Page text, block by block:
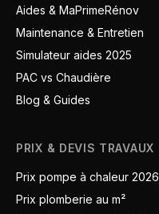
Aides & MaPrimeRénov
Maintenance & Entretien
Simulateur aides 2025
PAC vs Chaudière
Blog & Guides
PRIX & DEVIS TRAVAUX
Prix pompe à chaleur 2026
Prix plomberie au m²